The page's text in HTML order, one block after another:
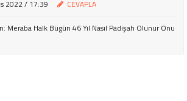
2022 / 17:39 CEVAPLA
Meraba Halk Bügün 46 Yıl Nasıl Padişah Olunur Onu